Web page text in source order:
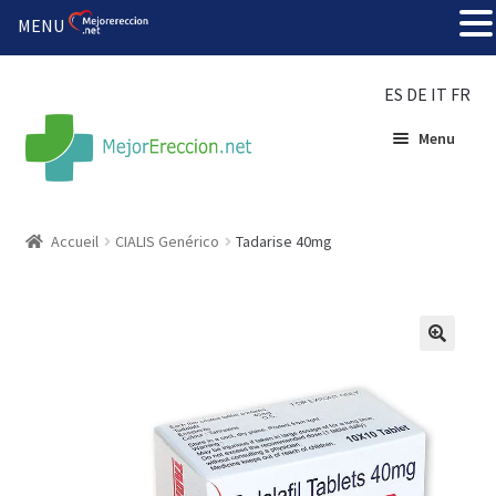
ES DE IT FR
Menu
Accueil CIALIS Genérico Tadarise 40mg
MENU